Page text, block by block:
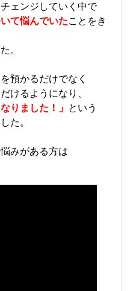
ェンジしていく中で
て悩んでいたことをき
。
預かるだけでなく
けるようになり、
りました！」 という
た。
みがある方は